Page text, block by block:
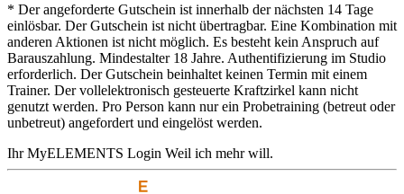
* Der angeforderte Gutschein ist innerhalb der nächsten 14 Tage
einlösbar. Der Gutschein ist nicht übertragbar. Eine Kombination mit
anderen Aktionen ist nicht möglich. Es besteht kein Anspruch auf
Barauszahlung. Mindestalter 18 Jahre. Authentifizierung im Studio
erforderlich. Der Gutschein beinhaltet keinen Termin mit einem
Trainer. Der vollelektronisch gesteuerte Kraftzirkel kann nicht
genutzt werden. Pro Person kann nur ein Probetraining (betreut oder
unbetreut) angefordert und eingelöst werden.
Ihr MyELEMENTS Login Weil ich mehr will.